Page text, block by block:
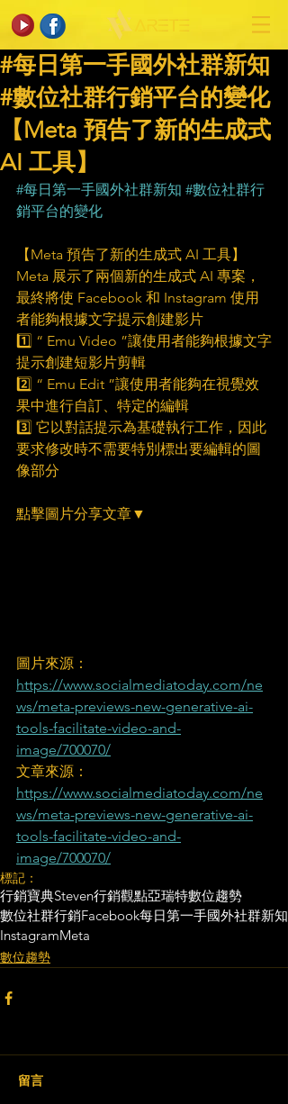
#每日第一手國外社群新知
#數位社群行銷平台的變化
【Meta 預告了新的生成式
AI 工具】
#每日第一手國外社群新知 #數位社群行
銷平台的變化
【Meta 預告了新的生成式 AI 工具】
Meta 展示了兩個新的生成式 AI 專案，
最終將使 Facebook 和 Instagram 使用
者能夠根據文字提示創建影片
1️⃣ “ Emu Video ”讓使用者能夠根據文字
提示創建短影片剪輯
2️⃣ “ Emu Edit ”讓使用者能夠在視覺效
果中進行自訂、特定的編輯
3️⃣ 它以對話提示為基礎執行工作，因此
要求修改時不需要特別標出要編輯的圖
像部分
點擊圖片分享文章▼
圖片來源：
https://www.socialmediatoday.com/ne
ws/meta-previews-new-generative-ai-
tools-facilitate-video-and-
image/700070/
文章來源：
https://www.socialmediatoday.com/ne
ws/meta-previews-new-generative-ai-
tools-facilitate-video-and-
image/700070/
標記：
行銷寶典Steven行銷觀點亞瑞特數位趨勢
數位社群行銷Facebook每日第一手國外社群新知
InstagramMeta
數位趨勢
留言